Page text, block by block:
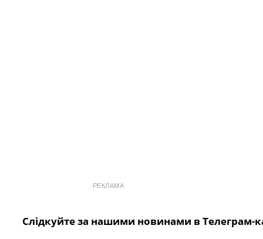
РЕКЛАМА
Слідкуйте за нашими новинами в Телеграм-